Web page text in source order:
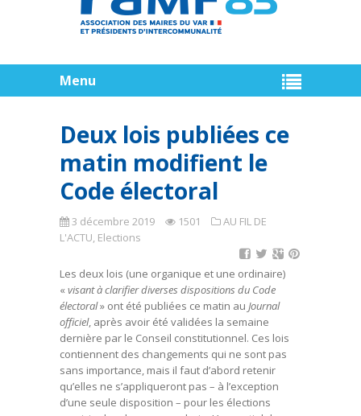
Menu
Deux lois publiées ce
matin modifient le
Code électoral
3 décembre 2019 1501
AU FIL DE
L'ACTU, Elections
Les deux lois (une organique et une ordinaire)
« visant à clarifier diverses dispositions du Code
électoral» ont été publiées ce matin au Journal
officiel, après avoir été validées la semaine
dernière par le Conseil constitutionnel. Ces lois
contiennent des changements qui ne sont pas
sans importance, mais il faut d’abord retenir
qu’elles ne s’appliqueront pas – à l’exception
d’une seule disposition – pour les élections